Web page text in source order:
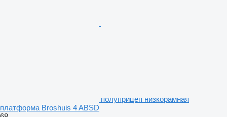
полуприцеп низкорамная
платформа Broshuis 4 ABSD